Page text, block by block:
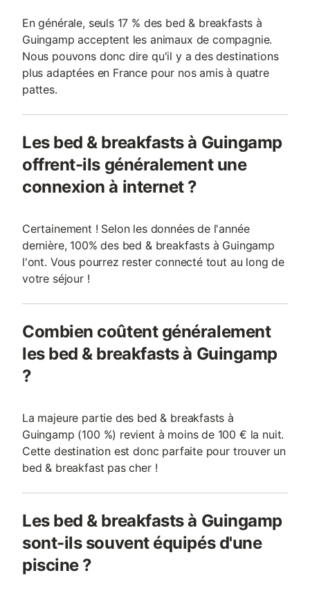
En générale, seuls 17 % des bed & breakfasts à
Guingamp acceptent les animaux de compagnie.
Nous pouvons donc dire qu'il y a des destinations
plus adaptées en France pour nos amis à quatre
pattes.
Les bed & breakfasts à Guingamp
offrent-ils généralement une
connexion à internet ?
Certainement ! Selon les données de l'année
dernière, 100% des bed & breakfasts à Guingamp
l'ont. Vous pourrez rester connecté tout au long de
votre séjour !
Combien coûtent généralement
les bed & breakfasts à Guingamp
?
La majeure partie des bed & breakfasts à
Guingamp (100 %) revient à moins de 100 € la nuit.
Cette destination est donc parfaite pour trouver un
bed & breakfast pas cher !
Les bed & breakfasts à Guingamp
sont-ils souvent équipés d'une
piscine ?